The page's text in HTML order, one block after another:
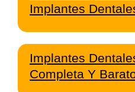
Implantes
Implantes
Completa Y